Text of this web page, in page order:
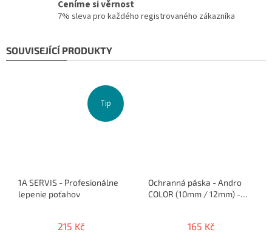
Ceníme si věrnost
7% sleva pro každého registrovaného zákazníka
SOUVISEJÍCÍ PRODUKTY
Tip
1A SERVIS - Profesionálne
lepenie poťahov
215 Kč
Ochranná páska - Andro
COLOR (10mm / 12mm) -
165 Kč